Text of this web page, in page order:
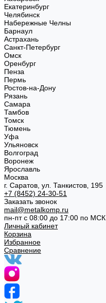
Екатеринбург
Челябинск
Набережные Челны
Барнаул
Астрахань
Санкт-Петербург
Омск
Оренбург
Пенза
Пермь
Ростов-на-Дону
Рязань
Самара
Тамбов
Томск
Тюмень
Уфа
Ульяновск
Волгоград
Воронеж
Ярославль
Москва
г. Саратов, ул. Танкистов, 195
+7 (8452) 24-30-51
Заказать звонок
mail@metalkomp.ru
пн-пт с 08:00 до 17:00 по МСК
Личный кабинет
Корзина
Избранное
Сравнение